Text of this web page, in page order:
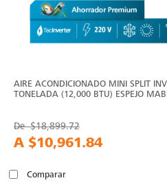
AIRE ACONDICIONADO MINI SPLIT
TONELADA (12,000 BTU) ESPEJO
De$18,899.72
A $10,961.84
Comparar